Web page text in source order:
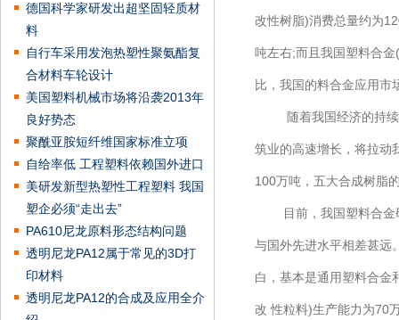
德国科学家研发出超坚固轻质材
料
自行车采用发泡热塑性聚氨酯复
合材料车轮设计
美国塑料机械市场将沿袭2013年
良好势态
聚酰亚胺短纤维国家标准立项
自给率低 工程塑料依赖国外进口
美研发新型热塑性工程塑料 我国
塑企必须“走出去”
PA610尼龙原料形态结构问题
透明尼龙PA12属于常见的3D打
印材料
透明尼龙PA12的合成及应用全介
改性树脂)消费总量约为
吨左右;而且我国塑料合
比，我国的料合金应用市
随着我国经济的持续高
筑业的高速增长，将拉动
100万吨，五大合成树脂
目前，我国塑料合金研
与国外先进水平相差甚远
白，基本是通用塑料合金
改 性粒料)生产能力为70